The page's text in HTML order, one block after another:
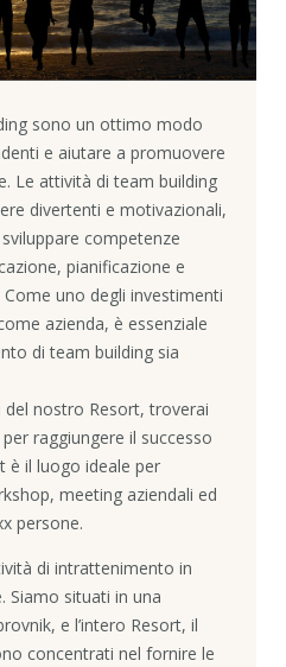
sono un ottimo modo
e aiutare a promuovere
Le attività di team building
divertenti e motivazionali,
competenze
pianificazione e
uno degli investimenti
azienda, è essenziale
di team building sia
del nostro Resort, troverai
raggiungere il successo
è il luogo ideale per
meeting aziendali ed
persone.
di intrattenimento in
Siamo situati in una
e l’intero Resort, il
concentrati nel fornire le